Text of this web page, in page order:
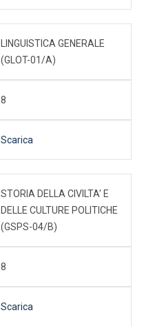
LINGUISTICA GENERALE
(GLOT-01/A)
8
Scarica
STORIA DELLA CIVILTA' E
DELLE CULTURE POLITICHE
(GSPS-04/B)
8
Scarica